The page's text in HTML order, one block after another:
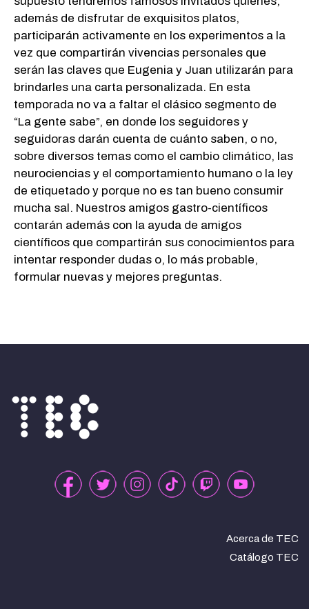
además de disfrutar de exquisitos platos,
participarán activamente en los experimentos a la
vez que compartirán vivencias personales que
serán las claves que Eugenia y Juan utilizarán para
brindarles una carta personalizada. En esta
temporada no va a faltar el clásico segmento de
“La gente sabe”, en donde los seguidores y
seguidoras darán cuenta de cuánto saben, o no,
sobre diversos temas como el cambio climático, las
neurociencias y el comportamiento humano o la ley
de etiquetado y porque no es tan bueno consumir
mucha sal. Nuestros amigos gastro-científicos
contarán además con la ayuda de amigos
científicos que compartirán sus conocimientos para
intentar responder dudas o, lo más probable,
formular nuevas y mejores preguntas.
Acerca de TEC
Catálogo TEC